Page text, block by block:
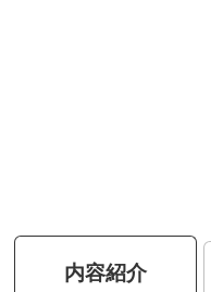
内容紹介